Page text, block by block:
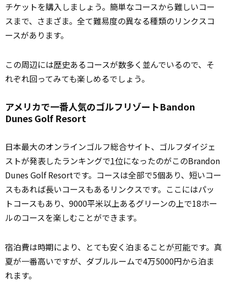
チケットを購入しましょう。簡単なコースから難しいコー
スまで、さまざま。全て難易度の異なる種類のリンクスコ
ースがあります。
この周辺には歴史あるコースが数多く並んでいるので、そ
れぞれ回ってみても楽しめるでしょう。
アメリカで一番人気のゴルフリゾートBandon
Dunes Golf Resort
日本最大のオンラインゴルフ総合サイト、ゴルフダイジェ
ストが発表したランキングで1位になったのがこのBrandon
Dunes Golf Resortです。コースは全部で5個あり、短いコー
スもあれば長いコースもあるリンクスです。ここにはパッ
トコースもあり、9000平米以上あるグリーンの上で18ホー
ルのコースを楽しむことができます。
宿泊費は時期により、とても安く泊まることが可能です。真
夏が一番高いですが、ダブルルームで4万5000円から泊ま
れます。